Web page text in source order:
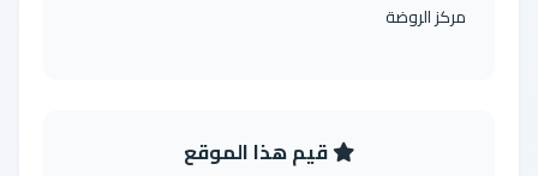
مركز الروضة
قيم هذا الموقع